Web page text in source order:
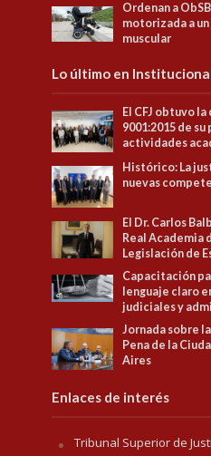
Ordenan a
motorizada a
muscular
Lo último en
El CFJ obtuvo
9001:2015 de
actividades
Histórico: La
nuevas
El Dr. Carlos
Real Academia
Legislación de
Capacitación
lenguaje claro
judiciales y
Jornada sobre
Pena de la
Aires
Enlaces de interés
Tribunal Superior de